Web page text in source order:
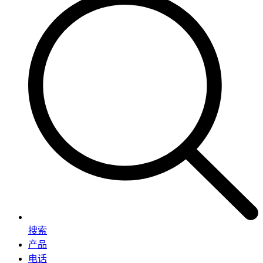
搜索
产品
电话